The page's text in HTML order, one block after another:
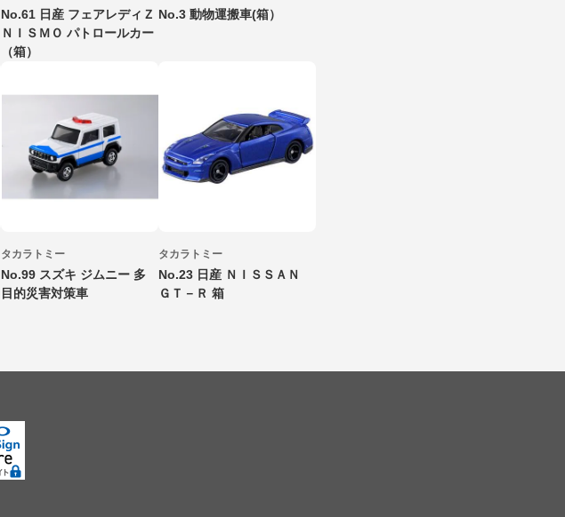
No.61 日産 フェアレディＺ
ＮＩＳＭＯ パトロールカー
（箱）
No.3 動物運搬車(箱）
タカラトミー
No.99 スズキ ジムニー 多
目的災害対策車
タカラトミー
No.23 日産 ＮＩＳＳＡＮ
ＧＴ－Ｒ 箱